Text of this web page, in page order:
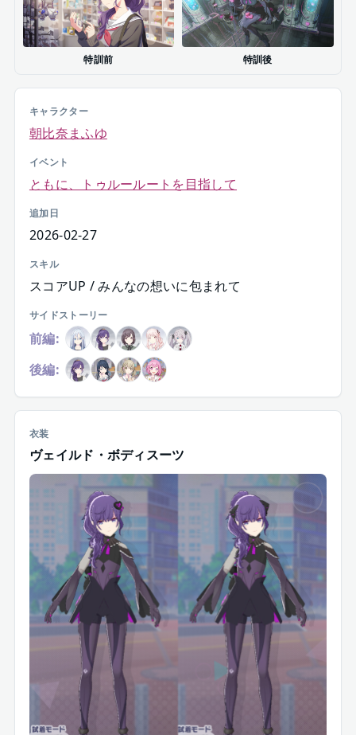
特訓前 特訓後
キャラクター
朝比奈まふゆ
イベント
ともに、トゥルールートを目指して
追加日
2026-02-27
スキル
スコアUP / みんなの想いに包まれて
サイドストーリー
前編:
後編:
衣装
ヴェイルド・ボディスーツ